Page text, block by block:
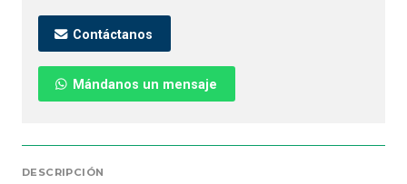
Contáctanos
Mándanos un mensaje
DESCRIPCIÓN